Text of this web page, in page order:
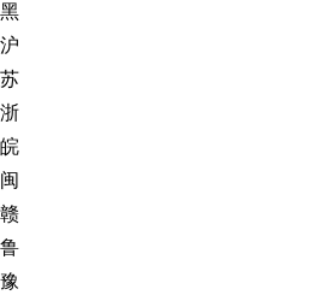
黑
沪
苏
浙
皖
闽
赣
鲁
豫